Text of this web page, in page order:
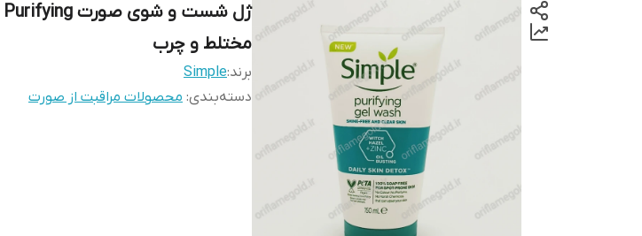
مختلط و چرب
برند:Simple
دسته‌بندی: محصولات مراقبت از صورت